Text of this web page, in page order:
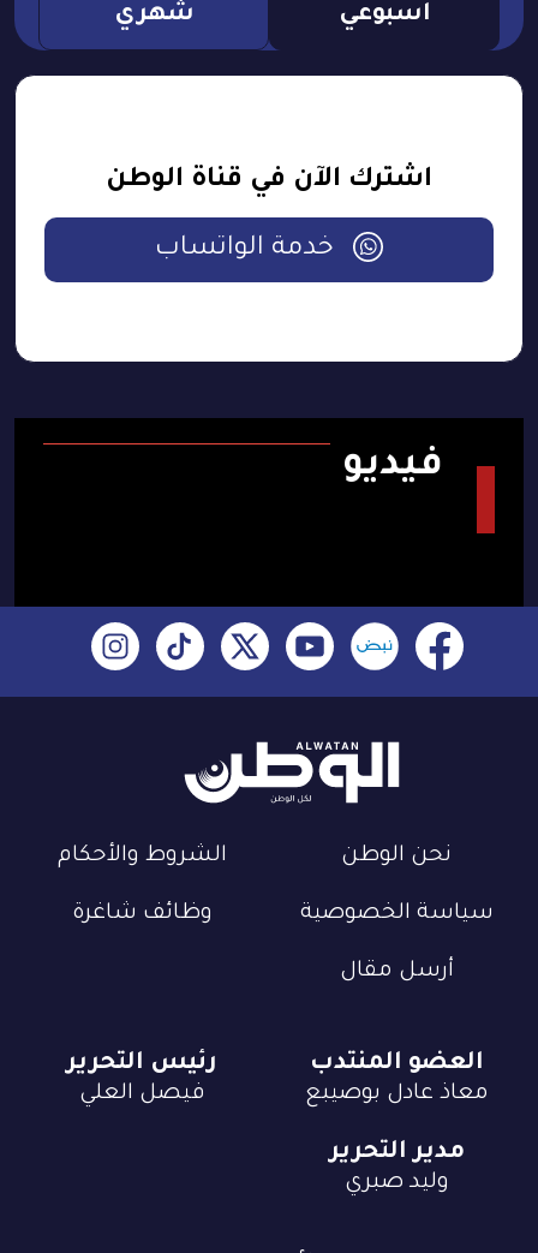
اسبوعي شهري
اشترك الآن في قناة الوطن
خدمة الواتساب
فيديو
نحن الوطن الشروط والأحكام
سياسة الخصوصية وظائف شاغرة
أرسل مقال
العضو المنتدب
معاذ عادل بوصيبع
رئيس التحرير
فيصل العلي
مدير التحرير
وليد صبري